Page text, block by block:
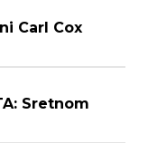
Carl Cox
Sretnom